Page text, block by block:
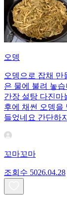
오뎅
오뎅으로 잡채 만
은 물에 불려 놓
간장 설탕 다진마
후에 채썬 오뎅을
들었네요 간단하
꼬마꼬마
조회수 5026.04.28